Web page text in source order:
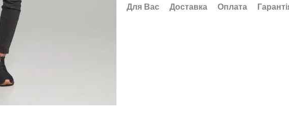
Для Вас
Доставка Оплата